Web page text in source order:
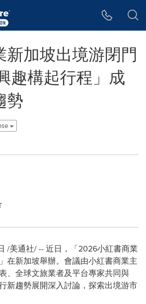
新加坡出境游閉門
趣構起行程」成
勢
/美通社/ -- 近日，「2026小紅書商業
在新加坡舉辦。會議由小紅書商業主
、全球文旅業者及平台專家共同與
新趨勢展開深入討論，探索出境游市